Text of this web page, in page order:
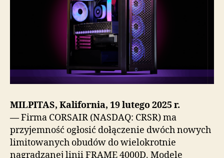
MILPITAS, Kalifornia, 19 lutego 2025 r.
—Firma CORSAIR (NASDAQ: CRSR) ma
przyjemność ogłosić dołączenie dwóch nowych
limitowanych obudów do wielokrotnie
nagradzanej linii FRAME 4000D. Modele